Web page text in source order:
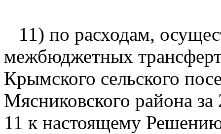
11) по расходам,
межбюджетных
Крымского сельского
Мясниковского района
11 к настоящему